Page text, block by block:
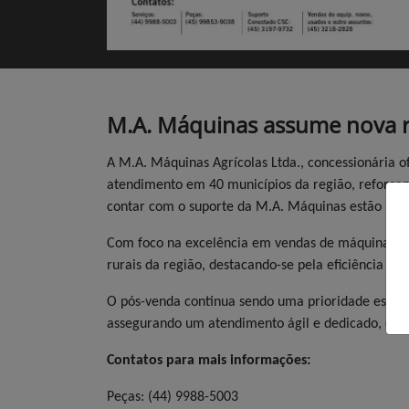
M.A. Máquinas assume nova
A M.A. Máquinas Agrícolas Ltda., concessionária
atendimento em 40 municípios da região,
contar com o suporte da M.A. Máquinas estão
Com foco na excelência em vendas de máquinas
rurais da região, destacando-se pela eficiência e
O pós-venda continua sendo uma prioridade
assegurando um atendimento ágil e dedicado,
Contatos para mais informações:
Peças: (44) 9988-5003